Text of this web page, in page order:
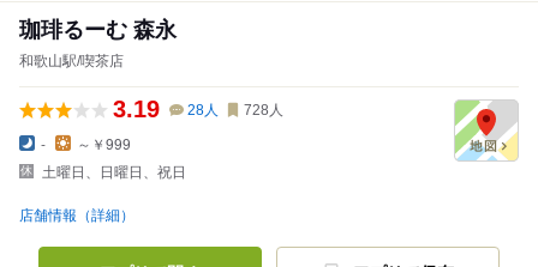
珈琲るーむ 森永
和歌山駅/喫茶店
3.19 28人 728 人
-
～￥999
土曜日、日曜日、祝日
店舗情報（詳細）